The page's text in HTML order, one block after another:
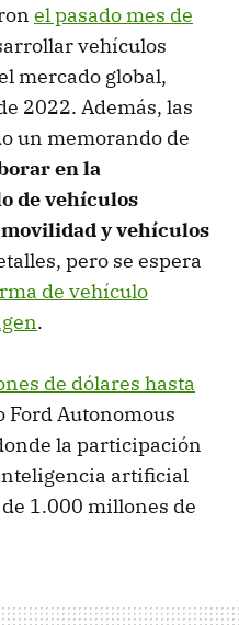
el pasado mes de
vehículos
mercado global,
2022. Además, las
un memorando de
en la
de vehículos
y vehículos
pero se espera
de vehículo
.
de dólares hasta
Ford Autonomous
la participación
artificial
1.000 millones de